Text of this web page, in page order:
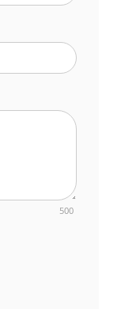
500